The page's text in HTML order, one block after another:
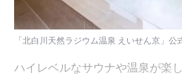
「北白川天然ラジウム温泉 えいせん京」公
ハイレベルなサウナや温泉が楽